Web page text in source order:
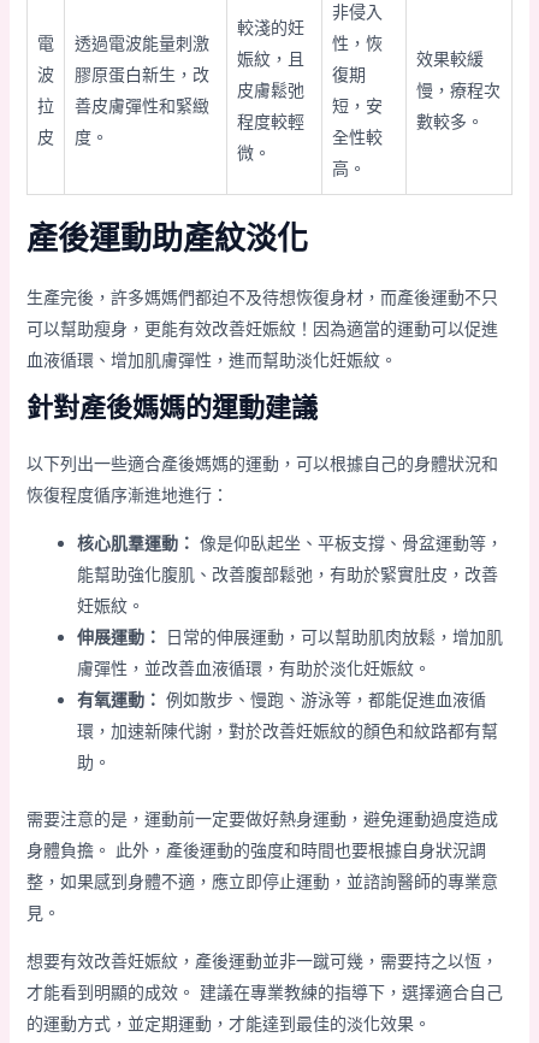
電
波
拉
皮
透過電波能量刺激
膠原蛋白新生，改
善皮膚彈性和緊緻
度。
較淺的妊
娠紋，且
皮膚鬆弛
程度較輕
微。
非侵入
性，恢
復期
短，安
全性較
高。
效果較緩
慢，療程次
數較多。
產後運動助產紋淡化
生產完後，許多媽媽們都迫不及待想恢復身材，而產後運動不只
可以幫助瘦身，更能有效改善妊娠紋！因為適當的運動可以促進
血液循環、增加肌膚彈性，進而幫助淡化妊娠紋。
針對產後媽媽的運動建議
以下列出一些適合產後媽媽的運動，可以根據自己的身體狀況和
恢復程度循序漸進地進行：
核心肌羣運動： 像是仰臥起坐、平板支撐、骨盆運動等，
能幫助強化腹肌、改善腹部鬆弛，有助於緊實肚皮，改善
妊娠紋。
伸展運動：
日常的伸展運動，可以幫助肌肉放鬆，增加肌
膚彈性，並改善血液循環，有助於淡化妊娠紋。
有氧運動： 例如散步、慢跑、游泳等，都能促進血液循
環，加速新陳代謝，對於改善妊娠紋的顏色和紋路都有幫
助。
需要注意的是，運動前一定要做好熱身運動，避免運動過度造成
身體負擔。 此外，產後運動的強度和時間也要根據自身狀況調
整，如果感到身體不適，應立即停止運動，並諮詢醫師的專業意
見。
想要有效改善妊娠紋，產後運動並非一蹴可幾，需要持之以恆，
才能看到明顯的成效。 建議在專業教練的指導下，選擇適合自己
的運動方式，並定期運動，才能達到最佳的淡化效果。